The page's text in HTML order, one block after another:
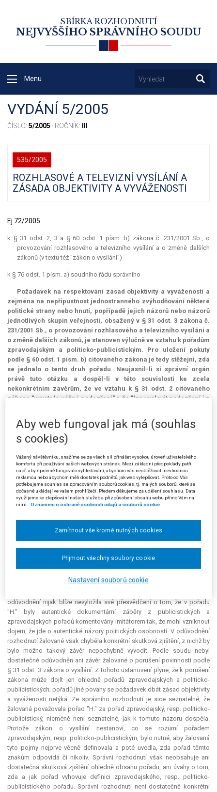
SBÍRKA ROZHODNUTÍ
NEJVYŠŠÍHO SPRÁVNÍHO SOUDU
Menu
VYDÁNÍ 5/2005
ČÍSLO: 5/2005 · ROČNÍK:
535/2005
ROZHLASOVÉ A TELEVIZNÍ VYSÍLÁNÍ A
ZÁSADA OBJEKTIVITY A VYVÁŽENOSTI
Ej 72/2005
k § 31 odst. 2, 3 a § 60 odst. 1 písm. b) zákona č. 231/2001 Sb., o
provozování rozhlasového a televizního vysílání a o změně dalších
zákonů (v textu též "zákon o vysílání")
k § 76 odst. 1 písm. a) soudního řádu správního
Požadavek na respektování zásad objektivity a vyváženosti a
zejména na nepřípustnost jednostranného zvýhodňování některé
politické strany nebo hnutí, popřípadě jejich názorů nebo názorů
jednotlivých skupin veřejnosti, obsažený v § 31 odst. 3 zákona č.
231/2001 Sb., o provozování rozhlasového a televizního vysílání a
o změně dalších zákonů, je stanoven výlučně ve vztahu k pořadům
zpravodajským a politicko-publicistickým. Pro uložení pokuty
podle § 60 odst. 1 písm. b) citovaného zákona je tedy stěžejní, zda
se jednalo o tento druh pořadu. Neujasnil-li si správní orgán
právě tuto otázku a dospěl-li v této souvislosti ke zcela
nekonkrétním závěrům, že ve vztahu k § 31 odst. 2 citovaného
zákona "vyvstalo vážné podezření" a že "lze vyslovit podezření i z
uložení pokuty nepřezkoumatelné pro nedostatek důvodů [§ 76
odst. 1 písm. a) s. ř. s.].
(Podle rozsudku Nejvyššího správního soudu ze dne 15. 12. 2004, čj. 7 As
38/2004-58)
Věc:Česká televize proti Radě pro rozhlasové a televizní vysílání o
uložení pokuty, o kasační stížnosti žalované.
Žalovaná rozhodnutím ze dne 4. 3. 2003 uložila žalobkyni za neplnění
povinností stanovených v § 31 odst. 2 a 3 zákona o vysílání pokutu ve
Žalobkyně napadla toto rozhodnutí žalobou u Městského soudu v
dalšímu řízení. V odůvodnění rozsudku zaznělo, že sporné bylo
především tvrzení žalované o tom, že žalobkyně jako provozovatelka
že v pořadu "H." došlo k záměrnému směšování názorů a hodnotících
odůvodnění nijak blíže nevyložila své přesvědčení o tom, že v pořadu
"H." byly autentické dokumentární záběry z publicistických a
zpravodajských pořadů komentovány imitátorem tak, že mohl vzniknout
dojem, že jde o autentické názory politických osobností. V odůvodnění
rozhodnutí žalované však chyběla konkrétní skutková zjištění, z nichž by
bylo možno takový závěr nepochybně vyvodit. Podle soudu nebyl
dostatečně odůvodněn ani závěr žalované o porušení povinnosti podle
§ 31 odst. 3 zákona o vysílání. Z tohoto ustanovení plyne, že k porušení
zákona může dojít jen ohledně pořadů zpravodajských a politicko-
publicistických; pořadů jiné povahy se požadavek dbát zásad objektivity
a vyváženosti netýká. Ze správního rozhodnutí je sice seznatelné, že
žalovaná považovala pořad "H." za pořad zpravodajský, resp. politicko-
publicistický, nicméně není seznatelné, jak k tomuto názoru dospěla.
Protože zákon o vysílání nestanoví, co se rozumí pořadem
zpravodajským, resp. politicko-publicistickým, bylo nutné, aby žalovaná
tyto pojmy nejprve věcně definovala a poté uvedla, zda pořad těmto
znakům odpovídá či nikoliv. Správní rozhodnutí však neobsahuje ani
dostatečná skutková zjištění ohledně obsahu pořadu, ani úvahy o tom,
zda a jak pořad vyhovuje definici zpravodajského, resp. politicko-
publicistického pořadu. Správní rozhodnutí není dostatečně konkrétní
Aby web fungoval jak má (souhlas
s cookies)
Vážený návštěvníku, snažíme se ze všech sil přinášet vysokou úroveň uživatelského
komfortu při používání našich webových stránek. Mezi základní předpoklady patří
např. aby správně fungovalo vyhledávání, abychom vás neobtěžovali nevhodnou
reklamou nebo abychom měli dostatek podnětů, jak web vylepšovat. Proto od Vás
potřebujeme souhlas se zpracováním souborů cookies, tj. malých souborů, které se
dočasně ukládají ve vašem prohlížeči. Předem děkujeme za udělení souhlasu. Data
využijeme ke zlepšování našich služeb a přizpůsobení obsahu webu přímo Vám na
míru. Oznámení o ochraně osobních údajů a souborů cookie
Nastavení souborů cookie
Zamítnout vše kromě nutných cookies
Přijmout všechny soubory cookie